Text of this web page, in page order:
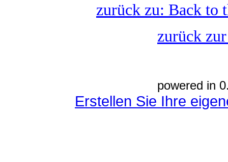
zurück zu: Back to
zurück
powered in
Erstellen Sie Ihre